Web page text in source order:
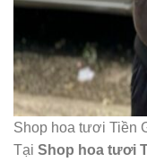
Shop hoa tươi Tiền
Tại Shop hoa tươi